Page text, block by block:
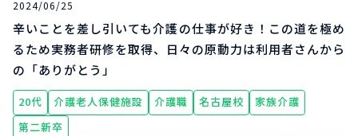
2024/06/25
辛いことを差し引いても介護の仕事が好き！この道を極め
るため実務者研修を取得、日々の原動力は利用者さんから
の「ありがとう」
20代 介護老人保健施設 介護職 名古屋校
家族介護
第二新卒